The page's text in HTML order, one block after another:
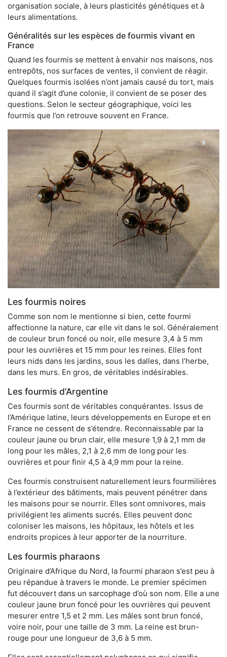
organisation sociale, à leurs plasticités génétiques et à
leurs alimentations.
Généralités sur les espèces de fourmis vivant en
France
Quand les fourmis se mettent à envahir nos maisons, nos
entrepôts, nos surfaces de ventes, il convient de réagir.
Quelques fourmis isolées n’ont jamais causé du tort, mais
quand il s’agit d’une colonie, il convient de se poser des
questions. Selon le secteur géographique, voici les
fourmis que l’on retrouve souvent en France.
Les fourmis noires
Comme son nom le mentionne si bien, cette fourmi
affectionne la nature, car elle vit dans le sol. Généralement
de couleur brun foncé ou noir, elle mesure 3,4 à 5 mm
pour les ouvrières et 15 mm pour les reines. Elles font
leurs nids dans les jardins, sous les dalles, dans l’herbe,
dans les murs. En gros, de véritables indésirables.
Les fourmis d’Argentine
Ces fourmis sont de véritables conquérantes. Issus de
l’Amérique latine, leurs développements en Europe et en
France ne cessent de s’étendre. Reconnaissable par la
couleur jaune ou brun clair, elle mesure 1,9 à 2,1 mm de
long pour les mâles, 2,1 à 2,6 mm de long pour les
ouvrières et pour finir 4,5 à 4,9 mm pour la reine.
Ces fourmis construisent naturellement leurs fourmilières
à l’extérieur des bâtiments, mais peuvent pénétrer dans
les maisons pour se nourrir. Elles sont omnivores, mais
privilégient les aliments sucrés. Elles peuvent donc
coloniser les maisons, les hôpitaux, les hôtels et les
endroits propices à leur apporter de la nourriture.
Les fourmis pharaons
Originaire d’Afrique du Nord, la fourmi pharaon s’est peu à
peu répandue à travers le monde. Le premier spécimen
fut découvert dans un sarcophage d’où son nom. Elle a une
couleur jaune brun foncé pour les ouvrières qui peuvent
mesurer entre 1,5 et 2 mm. Les mâles sont brun foncé,
voire noir, pour une taille de 3 mm. La reine est brun-
rouge pour une longueur de 3,6 à 5 mm.